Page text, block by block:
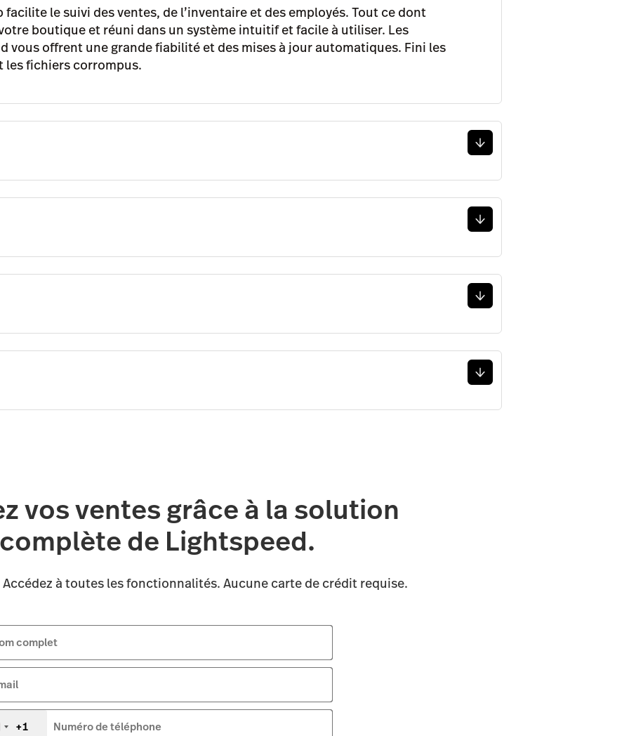
facilite le suivi des ventes, de l’inventaire et des employés. Tout ce dont
boutique et réuni dans un système intuitif et facile à utiliser. Les
vous offrent une grande fiabilité et des mises à jour automatiques. Fini les
fichiers corrompus.
vos ventes grâce à la solution
complète de Lightspeed.
Accédez à toutes les fonctionnalités. Aucune carte de crédit requise.
complet
+1 Numéro de téléphone